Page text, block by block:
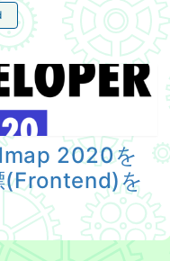
眺めながら今年の目
2020を
(Frontend)を